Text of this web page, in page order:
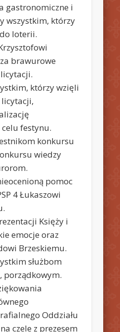
gastronomiczne i
wszystkim, którzy
loterii.
brawurowe
którzy wzięli
festynu.
konkursu
wiedzy
pomoc
4 Łukaszowi
Księży i
emocje oraz
Brzeskiemu.
służbom
porządkowym.
Oddziału
czele z prezesem